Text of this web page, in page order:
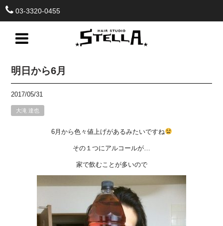
03-3320-0455
明日から6月
2017/05/31
大滝 達也
6月から色々値上げがあるみたいですね
その１つにアルコールが…
家で飲むことが多いので